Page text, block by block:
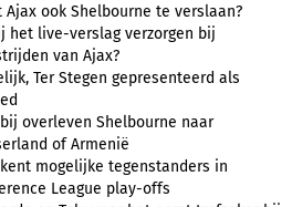
Ajax ook Shelbourne te verslaan?
het live-verslag verzorgen bij
van Ajax?
Ter Stegen gepresenteerd als
overleven Shelbourne naar
of Armenië
mogelijke tegenstanders in
League play-offs